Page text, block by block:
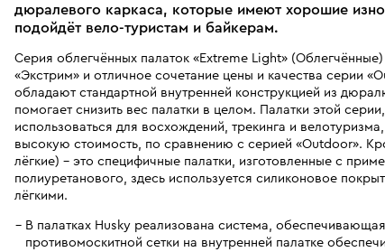
дюралевого каркаса, которые имеют хорошие
подойдёт вело-туристам и байкерам.
Серия облегчённых палаток «Extreme Light»
«Экстрим» и отличное сочетание цены и качества серии
обладают стандартной внутренней конструкцией из
помогает снизить вес палатки в целом. Палатки этой
использоваться для восхождений, трекинга и
высокую стоимость, по сравнению с серией «Outdoor».
лёгкие) – это специфичные палатки, изготовленные с
полиуретанового, здесь используется силиконовое
лёгкими.
В палатках Husky реализована система,
противомоскитной сетки на внутренней палатке